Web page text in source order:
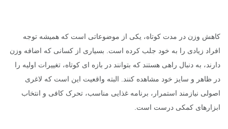
کاهش وزن در مدت کوتاه، یکی از موضوعاتی است که همیشه توجه
افراد زیادی را به خود جلب کرده است. بسیاری از کسانی که اضافه وزن
دارند، به دنبال راهی هستند که بتوانند در بازه ای کوتاه، تغییرات اولیه را
در ظاهر و سایز خود مشاهده کنند. البته واقعیت این است که لاغری
اصولی نیازمند استمرار، برنامه غذایی مناسب، تحرک کافی و انتخاب
ابزارهای کمکی درست است.